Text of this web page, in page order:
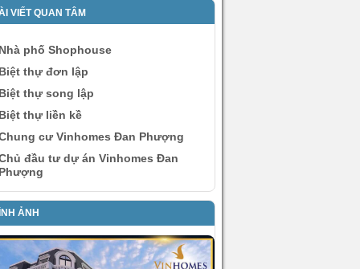
VIẾT QUAN TÂM
phố Shophouse
thự đơn lập
thự song lập
thự liền kề
cư Vinhomes Đan Phượng
đầu tư dự án Vinhomes Đan
ẢNH